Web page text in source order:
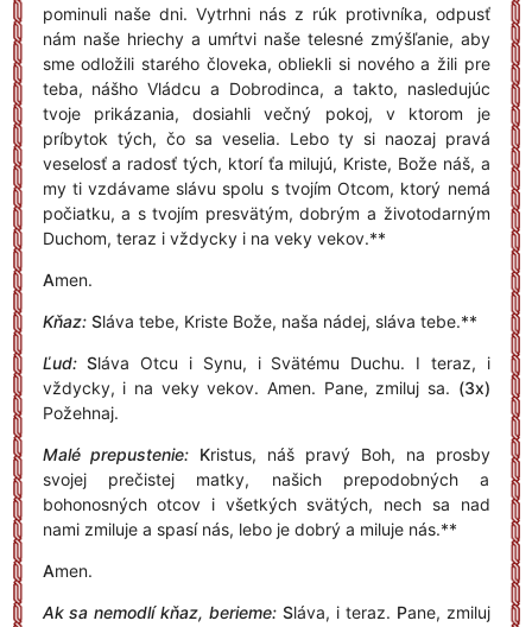
pominuli naše dni. Vytrhni nás z rúk protivníka, odpusť
nám naše hriechy a umŕtvi naše telesné zmýšľanie, aby
sme odložili starého človeka, obliekli si nového a žili pre
teba, nášho Vládcu a Dobrodinca, a takto, nasledujúc
tvoje prikázania, dosiahli večný pokoj, v ktorom je
príbytok tých, čo sa veselia. Lebo ty si naozaj pravá
veselosť a radosť tých, ktorí ťa milujú, Kriste, Bože náš, a
my ti vzdávame slávu spolu s tvojím Otcom, ktorý nemá
počiatku, a s tvojím presvätým, dobrým a životodarným
Duchom, teraz i vždycky i na veky vekov.**
Amen.
Kňaz:Sláva tebe, Kriste Bože, naša nádej, sláva tebe.**
Ľud:Sláva Otcu i Synu, i Svätému Duchu. I teraz, i
vždycky, i na veky vekov. Amen. Pane, zmiluj sa. (3x)
Požehnaj.
Malé prepustenie: Kristus, náš pravý Boh, na prosby
svojej prečistej matky, našich prepodobných a
bohonosných otcov i všetkých svätých, nech sa nad
nami zmiluje a spasí nás, lebo je dobrý a miluje nás.**
Amen.
Ak sa nemodlí kňaz, berieme: Sláva, i teraz. Pane, zmiluj